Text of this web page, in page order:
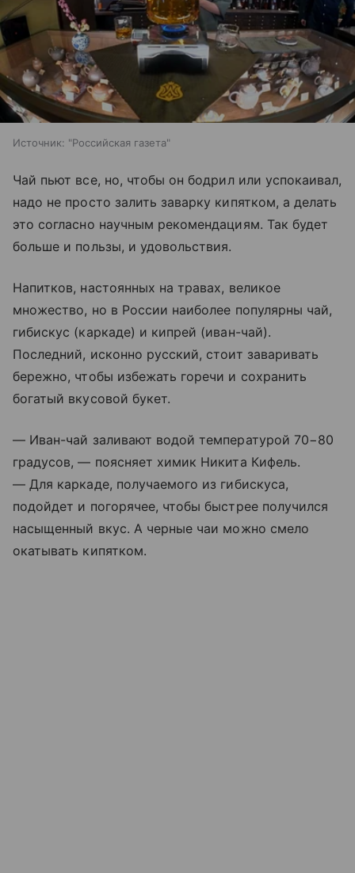
Источник: "Российская газета"
Чай пьют все, но, чтобы он бодрил или успокаивал,
надо не просто залить заварку кипятком, а делать
это согласно научным рекомендациям. Так будет
больше и пользы, и удовольствия.
Напитков, настоянных на травах, великое
множество, но в России наиболее популярны чай,
гибискус (каркаде) и кипрей (иван-чай).
Последний, исконно русский, стоит заваривать
бережно, чтобы избежать горечи и сохранить
богатый вкусовой букет.
— Иван-чай заливают водой температурой 70−80
градусов, — поясняет химик Никита Кифель.
— Для каркаде, получаемого из гибискуса,
подойдет и погорячее, чтобы быстрее получился
насыщенный вкус. А черные чаи можно смело
окатывать кипятком.